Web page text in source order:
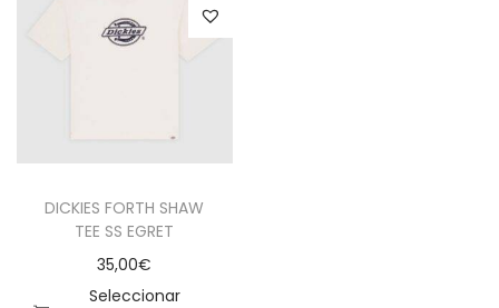
DICKIES FORTH SHAW
TEE SS EGRET
35,00€
Seleccionar